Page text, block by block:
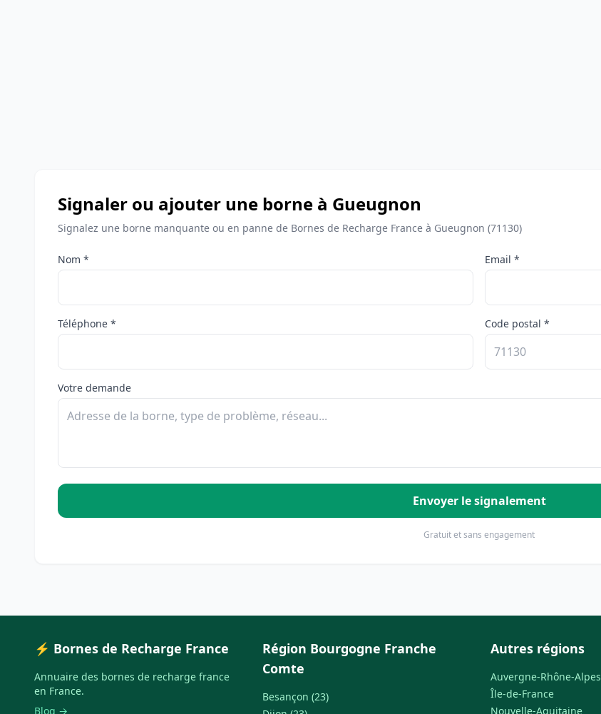
Signaler ou ajouter une borne à Gueugnon
Signalez une borne manquante ou en panne de Bornes de Recharge France à Gueugnon (71130)
Nom * Email *
Téléphone * Code postal *
Votre demande
Envoyer le signalement
Gratuit et sans engagement
⚡ Bornes de Recharge France
Annuaire des bornes de recharge france
en France.
Blog →
Région Bourgogne Franche
Comte
Besançon (23)
Autres régions
Auvergne-Rhône-Alpes
Île-de-France
Nouvelle-Aquitaine